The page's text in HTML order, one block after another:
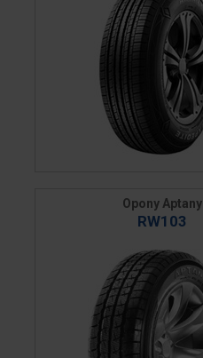
Opony Aptany
RW103